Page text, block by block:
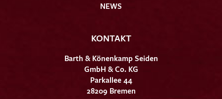
NEWS
KONTAKT
Barth & Könenkamp Seiden
GmbH & Co. KG
Parkallee 44
28209 Bremen